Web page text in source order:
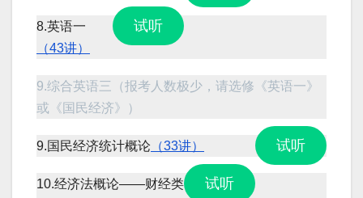
试听
8.英语一
（43讲）
9.综合英语三（报考人数极少，请选修《英语一》
或《国民经济》）
试听
9.国民经济统计概论 （33讲）
试听
10.经济法概论——财经类